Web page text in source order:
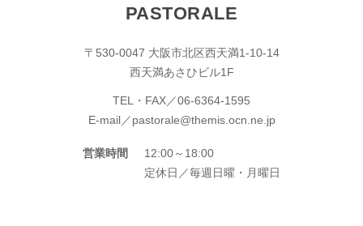
PASTORALE
〒530-0047 大阪市北区西天満1-10-14
西天満あさひビル1F
TEL・FAX／06-6364-1595
E-mail／ pastorale@themis.ocn.ne.jp
営業時間
12:00～18:00
定休日／毎週日曜・月曜日